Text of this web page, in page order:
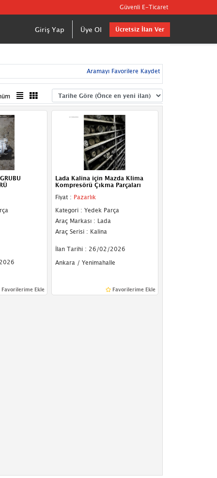
Güvenli E-Ticaret
Giriş Yap Üye Ol Ücretsiz İlan Ver
Aramayı Favorilere Kaydet
Favorilerime Ekle
Lada Kalina için Mazda Klima
Kompresörü Çıkma Parçaları
Fiyat : Pazarlık
Kategori : Yedek Parça
Araç Markası : Lada
Araç Serisi : Kalina
İlan Tarihi : 26/02/2026
Ankara / Yenimahalle
Favorilerime Ekle